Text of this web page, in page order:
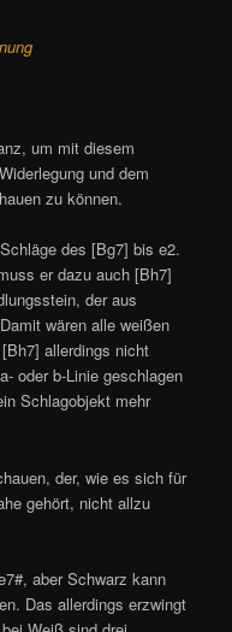
um mit diesem
und dem
zu können.
des [Bg7] bis e2.
er dazu auch [Bh7]
der aus
wären alle weißen
allerdings nicht
oder b-Linie geschlagen
Schlagobjekt mehr
der, wie es sich für
gehört, nicht allzu
aber Schwarz kann
Das allerdings erzwingt